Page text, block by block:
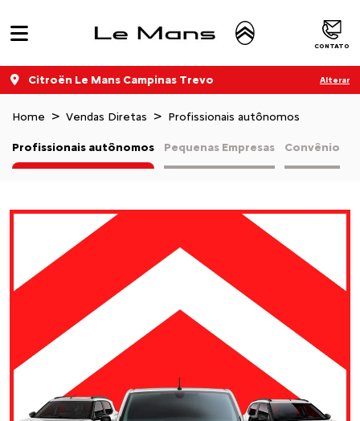
CONTATO
Citroën Le Mans Campinas Trevo Alterar
Home Vendas Diretas Profissionais autônomos
Pequenas Empresas
Profissionais autônomos Convênio